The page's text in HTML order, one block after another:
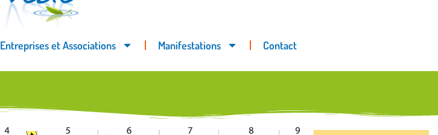
Entreprises et Associations Manifestations Contact